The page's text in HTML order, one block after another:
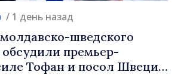
/ 1 день назад
шведского
обсудили премьер-